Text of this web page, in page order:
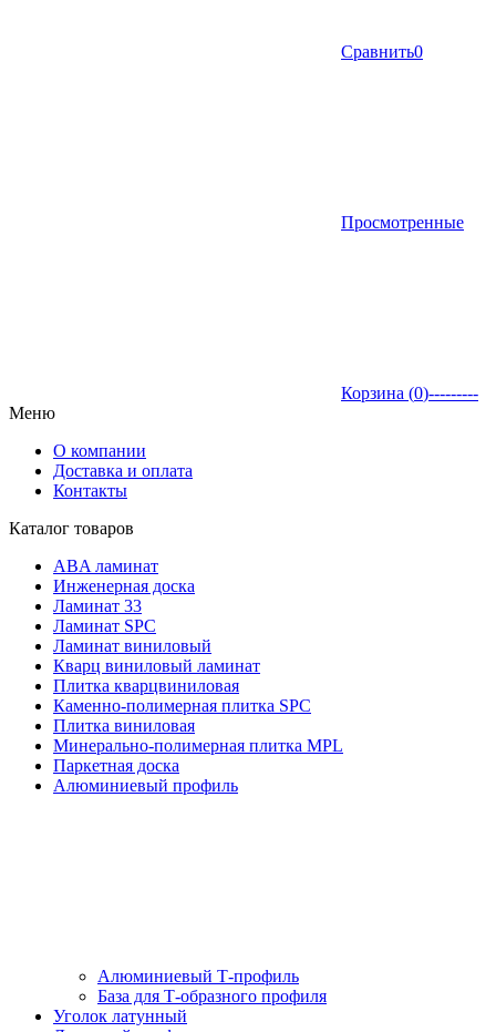
Сравнить0
Просмотренные
Корзина (0)---------
Меню
О компании
Доставка и оплата
Контакты
Каталог товаров
ABA ламинат
Инженерная доска
Ламинат 33
Ламинат SPC
Ламинат виниловый
Кварц виниловый ламинат
Плитка кварцвиниловая
Каменно-полимерная плитка SPC
Плитка виниловая
Минерально-полимерная плитка MPL
Паркетная доска
Алюминиевый профиль
Алюминиевый Т-профиль
База для Т-образного профиля
Уголок латунный